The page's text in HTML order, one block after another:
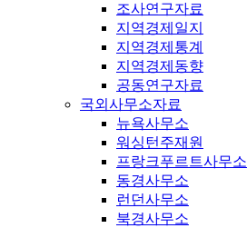
조사연구자료
지역경제일지
지역경제통계
지역경제동향
공동연구자료
국외사무소자료
뉴욕사무소
워싱턴주재원
프랑크푸르트사무소
동경사무소
런던사무소
북경사무소